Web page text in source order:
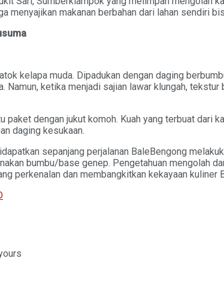
menyajikan makanan berbahan dari lahan sendiri
kelapa muda. Dipadukan dengan daging
Namun, ketika menjadi sajian lawar klungah,
paket dengan jukut komoh. Kuah yang terbuat
daging kesukaan.
sepanjang perjalanan BaleBengong
bumbu/base genep. Pengetahuan mengolah
perkenalan dan membangkitkan kekayaan kuliner